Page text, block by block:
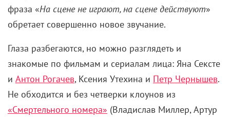
фраза «На сцене не играют, на сцене действуют»
обретает совершенно новое звучание.
Глаза разбегаются, но можно разглядеть и
знакомые по фильмам и сериалам лица: Яна Сексте
и Антон Рогачев, Ксения Утехина и Петр Чернышев.
Не обходится и без четверки клоунов из
«Смертельного номера» (Владислав Миллер, Артур